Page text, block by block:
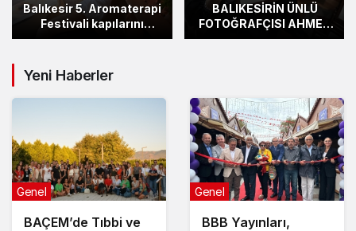
Balıkesir 5. Aromaterapi
Festivali kapılarını
araladı
BALIKESİRİN ÜNLÜ
FOTOĞRAFÇISI AHMET
ESMER’İ KAYBETTİK.
Yeni Haberler
BAÇEM’de Tıbbi ve
Genel
BBB Yayınları,
Genel